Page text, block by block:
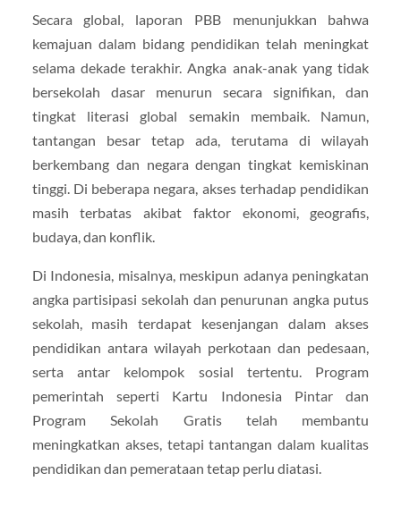
Secara global, laporan PBB menunjukkan bahwa
kemajuan dalam bidang pendidikan telah meningkat
selama dekade terakhir. Angka anak-anak yang tidak
bersekolah dasar menurun secara signifikan, dan
tingkat literasi global semakin membaik. Namun,
tantangan besar tetap ada, terutama di wilayah
berkembang dan negara dengan tingkat kemiskinan
tinggi. Di beberapa negara, akses terhadap pendidikan
masih terbatas akibat faktor ekonomi, geografis,
budaya, dan konflik.
Di Indonesia, misalnya, meskipun adanya peningkatan
angka partisipasi sekolah dan penurunan angka putus
sekolah, masih terdapat kesenjangan dalam akses
pendidikan antara wilayah perkotaan dan pedesaan,
serta antar kelompok sosial tertentu. Program
pemerintah seperti Kartu Indonesia Pintar dan
Program Sekolah Gratis telah membantu
meningkatkan akses, tetapi tantangan dalam kualitas
pendidikan dan pemerataan tetap perlu diatasi.